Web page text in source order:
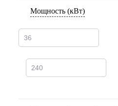
Мощность (кВт)